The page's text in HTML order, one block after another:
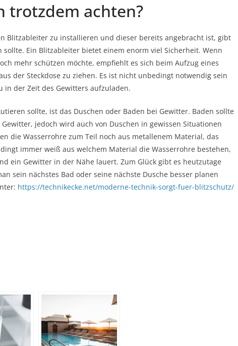
trotzdem achten?
Blitzableiter zu installieren und dieser bereits angebracht ist, gibt
Ein Blitzableiter bietet einem enorm viel Sicherheit. Wenn
mehr schützen möchte, empfiehlt es sich beim Aufzug eines
der Steckdose zu ziehen. Es ist nicht unbedingt notwendig sein
in der Zeit des Gewitters aufzuladen.
sollte, ist das Duschen oder Baden bei Gewitter. Baden sollte
jedoch wird auch von Duschen in gewissen Situationen
die Wasserrohre zum Teil noch aus metallenem Material, das
immer weiß aus welchem Material die Wasserrohre bestehen,
ein Gewitter in der Nähe lauert. Zum Glück gibt es heutzutage
sein nächstes Bad oder seine nächste Dusche besser planen
https://technikecke.net/moderne-technik-sorgt-fuer-blitzschutz/